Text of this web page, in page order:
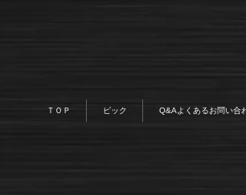
ＴＯＰ ピック Q&Aよくあるお問い合